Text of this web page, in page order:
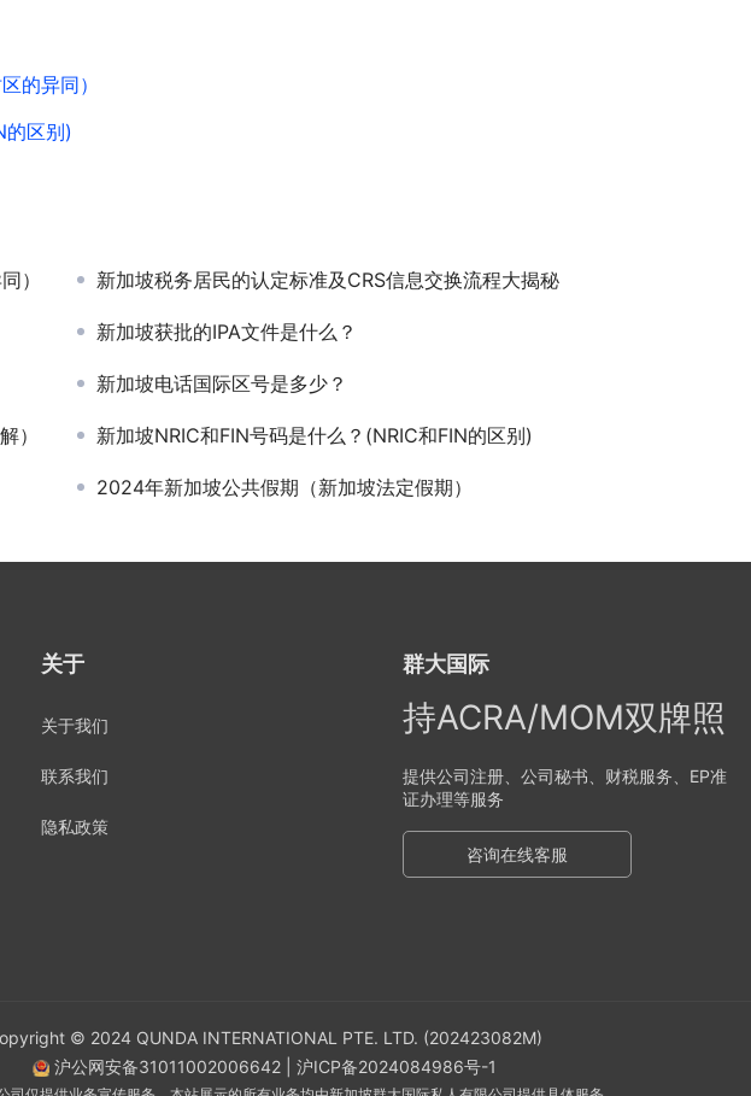
的异同）
的区别)
） 新加坡税务居民的认定标准及CRS信息交换流程大揭秘
新加坡获批的IPA文件是什么？
新加坡电话国际区号是多少？
） 新加坡NRIC和FIN号码是什么？(NRIC和FIN的区别)
2024年新加坡公共假期（新加坡法定假期）
关于
关于我们
联系我们
隐私政策
群大国际
持ACRA/MOM双牌照
提供公司注册、公司秘书、财税服务、EP准
证办理等服务
咨询在线客服
© 2024 QUNDA INTERNATIONAL PTE. LTD. (202423082M)
沪公网安备31011002006642| 沪ICP备2024084986号-1